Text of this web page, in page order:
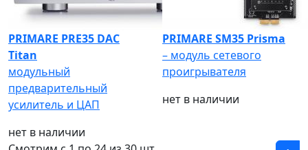
PRIMARE PRE35 DAC
Titan
модульный
предварительный
усилитель и ЦАП
нет в наличии
PRIMARE SM35 Prisma
– модуль сетевого
проигрывателя
нет в наличии